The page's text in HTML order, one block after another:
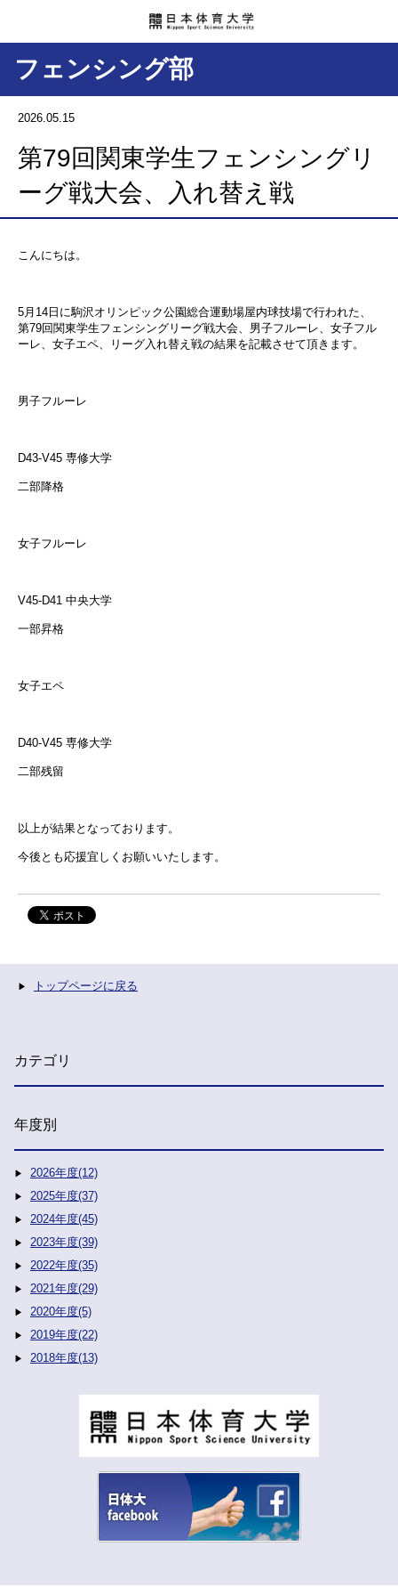
フェンシング部
2026.05.15
第79回関東学生フェンシングリ
ーグ戦大会、入れ替え戦
こんにちは。
5月14日に駒沢オリンピック公園総合運動場屋内球技場で行われた、
第79回関東学生フェンシングリーグ戦大会、男子フルーレ、女子フル
ーレ、女子エペ、リーグ入れ替え戦の結果を記載させて頂きます。
男子フルーレ
D43-V45 専修大学
二部降格
女子フルーレ
V45-D41 中央大学
一部昇格
女子エペ
D40-V45 専修大学
二部残留
以上が結果となっております。
今後とも応援宜しくお願いいたします。
トップページに戻る
カテゴリ
年度別
2026年度(12)
2025年度(37)
2024年度(45)
2023年度(39)
2022年度(35)
2021年度(29)
2020年度(5)
2019年度(22)
2018年度(13)